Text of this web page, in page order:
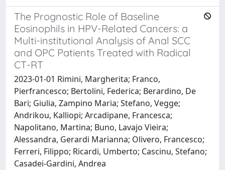
The Prognostic Role of Baseline
Eosinophils in HPV-Related Cancers: a
Multi-institutional Analysis of Anal SCC
and OPC Patients Treated with Radical
CT-RT
2023-01-01 Rimini, Margherita; Franco,
Pierfrancesco; Bertolini, Federica; Berardino, De
Bari; Giulia, Zampino Maria; Stefano, Vegge;
Andrikou, Kalliopi; Arcadipane, Francesca;
Napolitano, Martina; Buno, Lavajo Vieira;
Alessandra, Gerardi Marianna; Olivero, Francesco;
Ferreri, Filippo; Ricardi, Umberto; Cascinu, Stefano;
Casadei-Gardini, Andrea